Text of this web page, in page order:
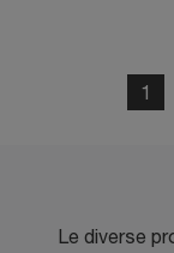
1
Le diverse